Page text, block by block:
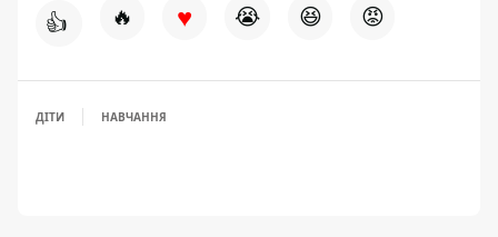
👍 🔥 ♥ 😭 😆 😡
ДІТИ НАВЧАННЯ